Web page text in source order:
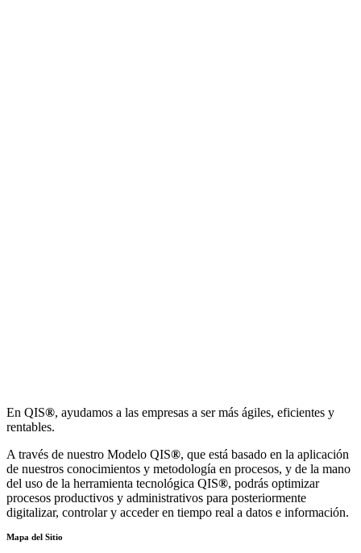
En QIS®, ayudamos a las empresas a ser más ágiles, eficientes y
rentables.
A través de nuestro Modelo QIS®, que está basado en la aplicación
de nuestros conocimientos y metodología en procesos, y de la mano
del uso de la herramienta tecnológica QIS®, podrás optimizar
procesos productivos y administrativos para posteriormente
digitalizar, controlar y acceder en tiempo real a datos e información.
Mapa del Sitio